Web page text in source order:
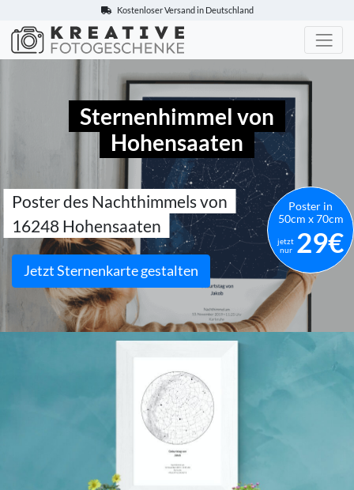
Kostenloser Versand in Deutschland
Kreative-Fotogeschenke.de
Sternenhimmel von
Hohensaaten
Poster des Nachthimmels von
16248 Hohensaaten
Jetzt Sternenkarte gestalten
Poster in
50cm x 70cm
jetzt
nur 29€